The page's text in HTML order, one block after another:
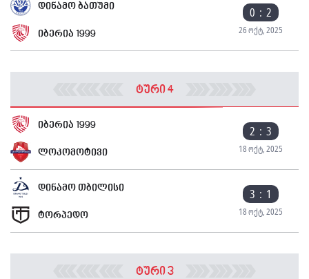
დინამო ბათუმი 0 : 2
26 ოქტ, 2025
იბერია 1999
ტური 4
იბერია 1999 2 : 3
18 ოქტ, 2025
ლოკომოტივი
დინამო თბილისი 3 : 1
18 ოქტ, 2025
ტორპედო
ტური 3